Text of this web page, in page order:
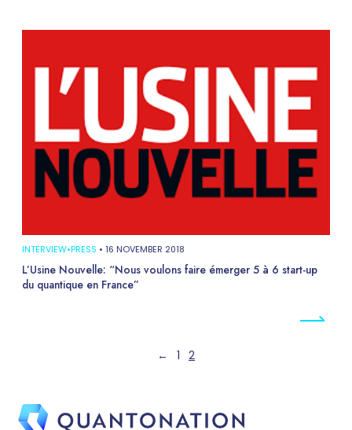
INTERVIEW•PRESS • 16 NOVEMBER 2018
L’Usine Nouvelle: “Nous voulons faire émerger 5 à 6 start-up
du quantique en France”
← 1 2